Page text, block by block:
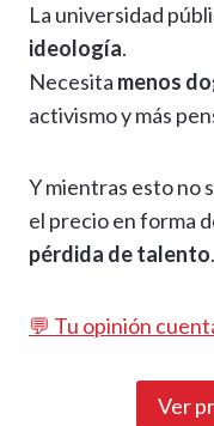
La universidad
ideología.
Necesita menos
activismo y más
Y mientras esto no
el precio en forma
pérdida de talento.
💬 Tu opinión
Ver